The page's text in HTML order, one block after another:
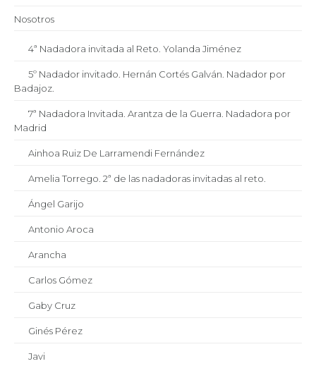
Nosotros
4ª Nadadora invitada al Reto. Yolanda Jiménez
5º Nadador invitado. Hernán Cortés Galván. Nadador por
Badajoz.
7ª Nadadora Invitada. Arantza de la Guerra. Nadadora por
Madrid
Ainhoa Ruiz De Larramendi Fernández
Amelia Torrego. 2ª de las nadadoras invitadas al reto.
Ángel Garijo
Antonio Aroca
Arancha
Carlos Gómez
Gaby Cruz
Ginés Pérez
Javi